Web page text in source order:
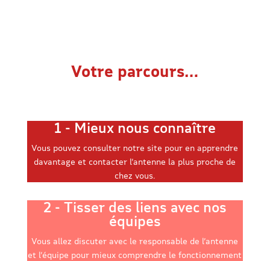
Votre parcours…
1 - Mieux nous connaître
Vous pouvez consulter notre site pour en apprendre
davantage et contacter l’antenne la plus proche de
chez vous.
2 - Tisser des liens avec nos
équipes
Vous allez discuter avec le responsable de l’antenne
et l’équipe pour mieux comprendre le fonctionnement